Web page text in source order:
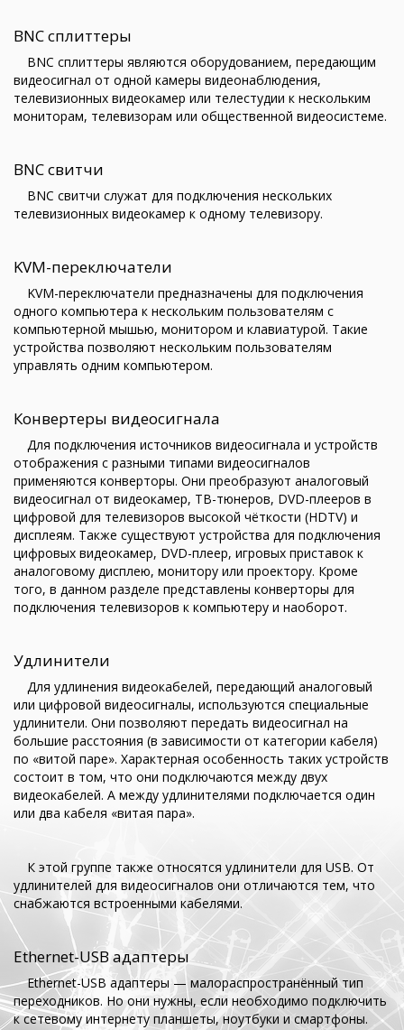
BNC сплиттеры
BNC сплиттеры являются оборудованием, передающим
видеосигнал от одной камеры видеонаблюдения,
телевизионных видеокамер или телестудии к нескольким
мониторам, телевизорам или общественной видеосистеме.
BNC свитчи
BNC свитчи служат для подключения нескольких
телевизионных видеокамер к одному телевизору.
KVM-переключатели
KVM-переключатели предназначены для подключения
одного компьютера к нескольким пользователям с
компьютерной мышью, монитором и клавиатурой. Такие
устройства позволяют нескольким пользователям
управлять одним компьютером.
Конвертеры видеосигнала
Для подключения источников видеосигнала и устройств
отображения с разными типами видеосигналов
применяются конверторы. Они преобразуют аналоговый
видеосигнал от видеокамер, ТВ-тюнеров, DVD-плееров в
цифровой для телевизоров высокой чёткости (HDTV) и
дисплеям. Также существуют устройства для подключения
цифровых видеокамер, DVD-плеер, игровых приставок к
аналоговому дисплею, монитору или проектору. Кроме
того, в данном разделе представлены конверторы для
подключения телевизоров к компьютеру и наоборот.
Удлинители
Для удлинения видеокабелей, передающий аналоговый
или цифровой видеосигналы, используются специальные
удлинители. Они позволяют передать видеосигнал на
большие расстояния (в зависимости от категории кабеля)
по «витой паре». Характерная особенность таких устройств
состоит в том, что они подключаются между двух
видеокабелей. А между удлинителями подключается один
или два кабеля «витая пара».
К этой группе также относятся удлинители для USB. От
удлинителей для видеосигналов они отличаются тем, что
снабжаются встроенными кабелями.
Ethernet-USB адаптеры
Ethernet-USB адаптеры — малораспространённый тип
переходников. Но они нужны, если необходимо подключить
к сетевому интернету планшеты, ноутбуки и смартфоны.